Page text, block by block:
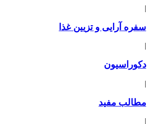
|
سفره آرایی و تزیین غذا
|
دکوراسیون
|
مطالب مفید
|